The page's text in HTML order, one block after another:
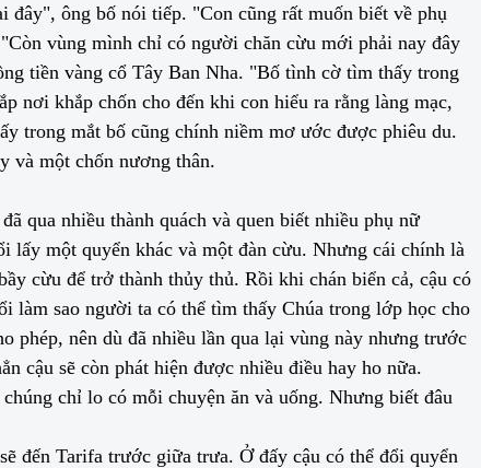
ông bố nói tiếp. "Con cũng rất muốn biết về phụ
vùng mình chỉ có người chăn cừu mới phải nay đây
tiền vàng cổ Tây Ban Nha. "Bố tình cờ tìm thấy trong
nơi khắp chốn cho đến khi con hiểu ra rằng làng mạc,
trong mắt bố cũng chính niềm mơ ước được phiêu du.
và một chốn nương thân.
qua nhiều thành quách và quen biết nhiều phụ nữ
lấy một quyển khác và một đàn cừu. Nhưng cái chính là
cừu để trở thành thủy thủ. Rồi khi chán biển cả, cậu có
làm sao người ta có thể tìm thấy Chúa trong lớp học cho
nên dù đã nhiều lần qua lại vùng này nhưng trước
cậu sẽ còn phát hiện được nhiều điều hay ho nữa.
chỉ lo có mỗi chuyện ăn và uống. Nhưng biết đâu
đến Tarifa trước giữa trưa. Ở đấy cậu có thể đổi quyển